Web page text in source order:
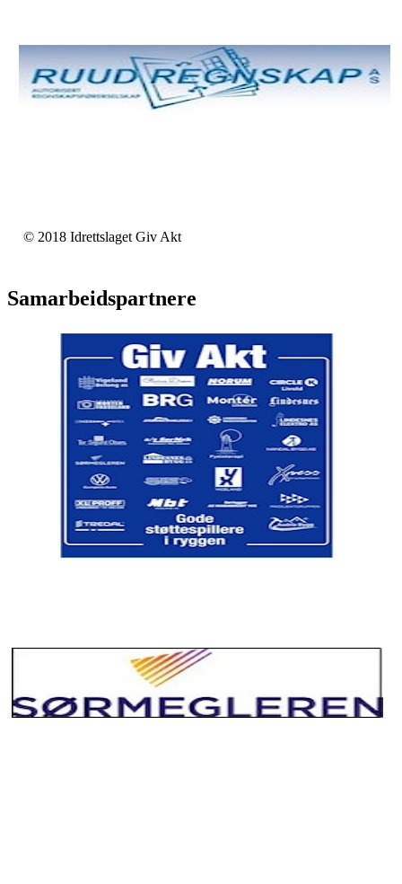
© 2018 Idrettslaget Giv Akt
Samarbeidspartnere